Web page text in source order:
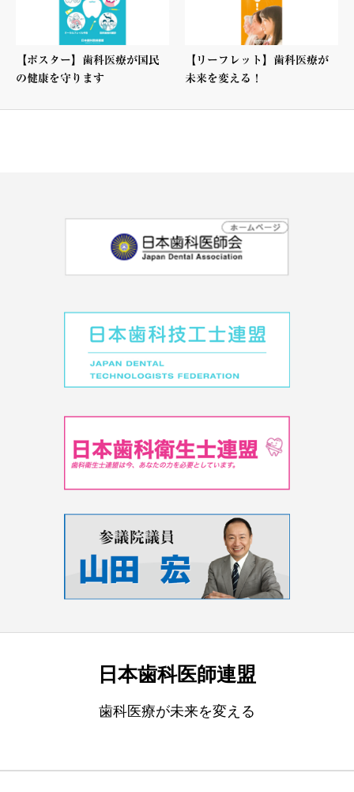
【ポスター】歯科医療が国民
の健康を守ります
【リーフレット】歯科医療が
未来を変える！
日本歯科医師連盟
歯科医療が未来を変える